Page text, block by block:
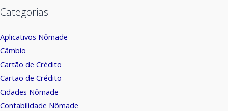
Categorias
Aplicativos Nômade
Câmbio
Cartão de Crédito
Cartão de Crédito
Cidades Nômade
Contabilidade Nômade